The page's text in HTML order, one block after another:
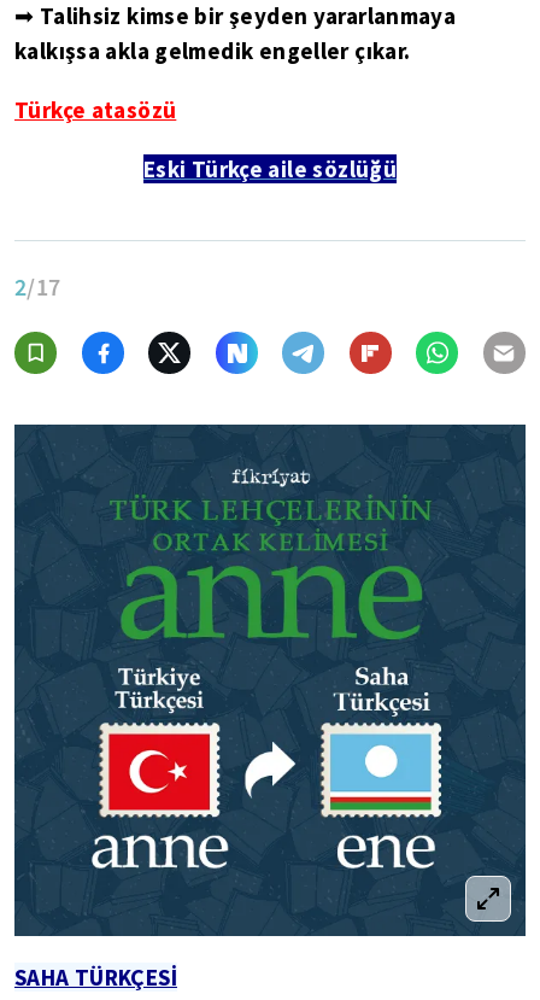
➡ Talihsiz kimse bir şeyden yararlanmaya
kalkışsa akla gelmedik engeller çıkar.
Türkçe atasözü
Eski Türkçe aile sözlüğü
2/17
SAHA TÜRKÇESİ